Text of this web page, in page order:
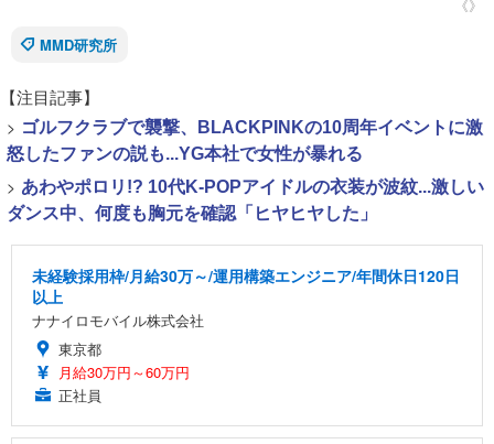
《》
MMD研究所
【注目記事】
> ゴルフクラブで襲撃、BLACKPINKの10周年イベントに激
怒したファンの説も...YG本社で女性が暴れる
> あわやポロリ!? 10代K-POPアイドルの衣装が波紋...激しい
ダンス中、何度も胸元を確認「ヒヤヒヤした」
未経験採用枠/月給30万～/運用構築エンジニア/年間休日120日
以上
ナナイロモバイル株式会社
東京都
月給30万円～60万円
正社員